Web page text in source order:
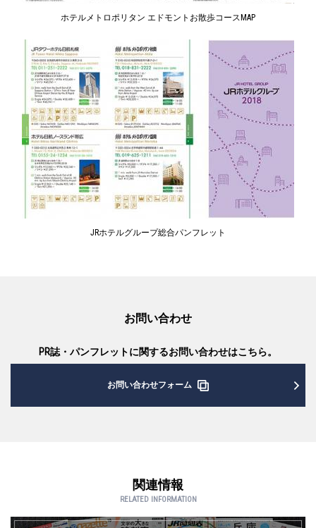
ホテルメトロポリタン エドモントお散歩コースMAP
JRホテルグループ総合パンフレット
お問い合わせ
PR誌・パンフレットに関するお問い合わせはこちら。
お問い合わせフォーム
関連情報
RELATED INFORMATION